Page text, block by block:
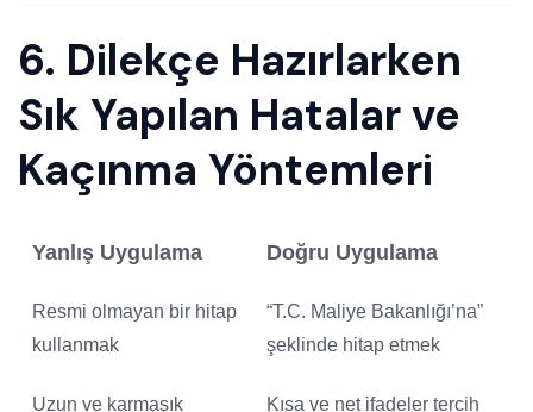
6. Dilekçe Hazırlarken
Sık Yapılan Hatalar ve
Kaçınma Yöntemleri
Yanlış Uygulama Doğru Uygulama
Resmi olmayan bir hitap
kullanmak
“T.C. Maliye Bakanlığı’na”
şeklinde hitap etmek
Uzun ve karmaşık
Kısa ve net ifadeler tercih